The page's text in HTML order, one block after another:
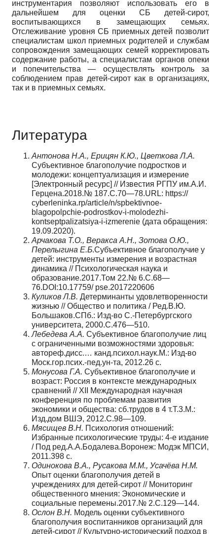
инструментария позволяют использовать его в
дальнейшем для оценки СБ детей-сирот,
воспитывающихся в замещающих семьях.
Отслеживание уровня СБ приемных детей позволит
специалистам школ приемных родителей и службам
сопровождения замещающих семей корректировать
содержание работы, а специалистам органов опеки
и попечительства — осуществлять контроль за
соблюдением прав детей-сирот как в организациях,
так и в приемных семьях.
Литература
Антонова Н.А., Ерицян К.Ю., Цветкова Л.А.
Субъективное благополучие подростков и
молодежи: концептуализация и измерение
[Электронный ресурс] // Известия РГПУ им.А.И.
Герцена.2018.№ 187.С.70—78.URL: https://
cyberleninka.rp/article/n/spbektivnoe-
blagopolpchie-podrostkov-i-molodezhi-
kontseptpalizatsiya-i-izmerenie (дата обращения:
19.09.2020).
Арчакова Т.О., Веракса А.Н., Зотова О.Ю.,
Перелыгина Е.Б.Субъективное благополучие у
детей: инструменты измерения и возрастная
динамика // Психологическая наука и
образование.2017.Том 22.№ 6.С.68—
76.DOI:10.17759/ pse.2017220606
Куликов Л.В. Детерминанты удовлетворенности
жизнью // Общество и политика / Ред.В.Ю.
Большаков.СПб.: Изд-во С.-Петербургского
университета, 2000.С.476—510.
Лебедева А.А. Субъективное благополучие лиц
с ограниченными возможностями здоровья:
автореф.дисс.… канд.психол.наук.М.: Изд-во
Моск.гор.псих.-пед.ун-та, 2012.26 с.
Монусова Г.А. Субъективное благополучие и
возраст: Россия в контексте международных
сравнений // XII Международная научная
конференция по проблемам развития
экономики и общества: сб.трудов в 4 т.Т.3.М.:
Изд.дом ВШЭ, 2012.С.98—109.
Мясищев В.Н. Психология отношений:
Избранные психологические труды: 4-е издание
/ Под ред.А.А.Бодалева.Воронеж: Модэк МПСИ,
2011.398 с.
Одинокова В.А., Русакова М.М., Усачёва Н.М.
Опыт оценки благополучия детей в
учреждениях для детей-сирот // Мониторинг
общественного мнения: Экономические и
социальные перемены.2017.№ 2.С.129—144.
Ослон В.Н. Модель оценки субъективного
благополучия воспитанников организаций для
детей-сирот // Культурно-исторический подход в